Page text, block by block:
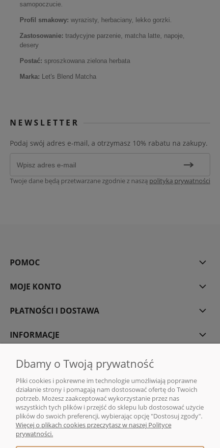
samopoczucie.
Profil smakowy: wyrazisty, herbaciany, lekko gorzki.
Zastosowanie: tradycyjne parzenie, matcha latte, napoje,
desery
Postać: sproszkowana zielona herbata
Marka: Let's Blend Matcha
NEWSLETTER
Podaj swój adres e-mail, a otrzymasz 10% rabatu na zakupy.
Twoje dane będą przetwarzane zgodnie z naszą polityką prywatności
POMOC
MOJE KONTO
PŁATNOŚCI I DOSTAWA
INFORMACJE
O NAS
DMG MONIKA GAWENDA | Sklep internetowy z kawą i herbatą | ul. Rajska
10, 80-850 Gdańsk |sklep@dmg-herbaty.pl|665 775 077| NIP:5832029548
| REGON:192639641
Dbamy o Twoją prywatność
Pliki cookies i pokrewne im technologie umożliwiają poprawne
działanie strony i pomagają nam dostosować ofertę do Twoich
potrzeb. Możesz zaakceptować wykorzystanie przez nas
wszystkich tych plików i przejść do sklepu lub dostosować użycie
plików do swoich preferencji, wybierając opcję "Dostosuj zgody".
Więcej o plikach cookies przeczytasz w naszej Polityce
prywatności.